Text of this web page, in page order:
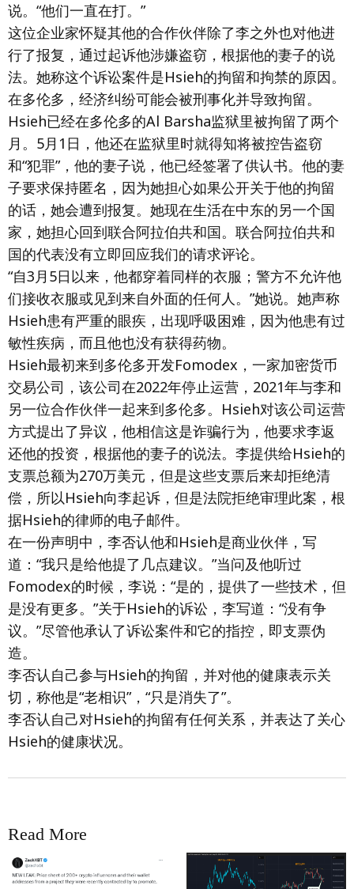
说。“他们一直在打。”
这位企业家怀疑其他的合作伙伴除了李之外也对他进
行了报复，通过起诉他涉嫌盗窃，根据他的妻子的说
法。她称这个诉讼案件是Hsieh的拘留和拘禁的原因。
在多伦多，经济纠纷可能会被刑事化并导致拘留。
Hsieh已经在多伦多的Al Barsha监狱里被拘留了两个
月。5月1日，他还在监狱里时就得知将被控告盗窃
和“犯罪”，他的妻子说，他已经签署了供认书。他的妻
子要求保持匿名，因为她担心如果公开关于他的拘留
的话，她会遭到报复。她现在生活在中东的另一个国
家，她担心回到联合阿拉伯共和国。联合阿拉伯共和
国的代表没有立即回应我们的请求评论。
“自3月5日以来，他都穿着同样的衣服；警方不允许他
们接收衣服或见到来自外面的任何人。”她说。她声称
Hsieh患有严重的眼疾，出现呼吸困难，因为他患有过
敏性疾病，而且他也没有获得药物。
Hsieh最初来到多伦多开发Fomodex，一家加密货币
交易公司，该公司在2022年停止运营，2021年与李和
另一位合作伙伴一起来到多伦多。Hsieh对该公司运营
方式提出了异议，他相信这是诈骗行为，他要求李返
还他的投资，根据他的妻子的说法。李提供给Hsieh的
支票总额为270万美元，但是这些支票后来却拒绝清
偿，所以Hsieh向李起诉，但是法院拒绝审理此案，根
据Hsieh的律师的电子邮件。
在一份声明中，李否认他和Hsieh是商业伙伴，写
道：“我只是给他提了几点建议。”当问及他听过
Fomodex的时候，李说：“是的，提供了一些技术，但
是没有更多。”关于Hsieh的诉讼，李写道：“没有争
议。”尽管他承认了诉讼案件和它的指控，即支票伪
造。
李否认自己参与Hsieh的拘留，并对他的健康表示关
切，称他是“老相识”，“只是消失了”。
李否认自己对Hsieh的拘留有任何关系，并表达了关心
Hsieh的健康状况。
Read More